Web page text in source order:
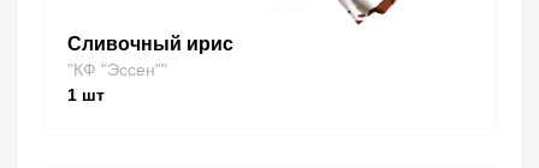
Сливочный ирис
"КФ "Эссен""
1 шт